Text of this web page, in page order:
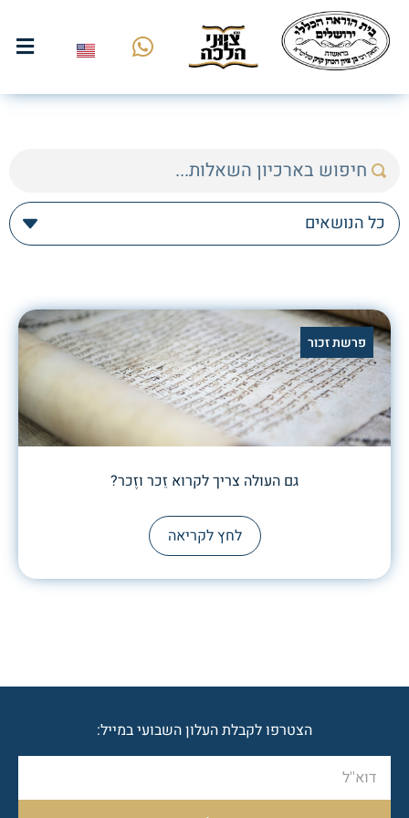
פרשת זכור
גם העולה צריך לקרוא זֵכר וזֶכר?
לחץ לקריאה
הצטרפו לקבלת העלון השבועי במייל: